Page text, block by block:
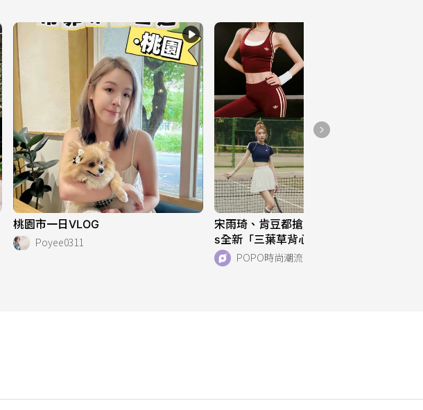
桃園市一日VLOG
Poyee0311
宋雨琦、肯豆都搶穿！adidas Original
s全新「三葉草背心、運動褲」美到想
天天穿！直接當日常穿也超適合！
POPO時尚潮流